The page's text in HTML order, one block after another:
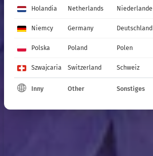
ANGEBOT 2027
Holandia Netherlands Niederlande
Niemcy Germany Deutschland
Polska Poland Polen
Szwajcaria Switzerland Schweiz
Inny Other Sonstiges